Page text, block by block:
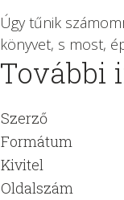
Úgy tűnik
könyvet, s most,
További
Szerző
Formátum
Kivitel
Oldalszám